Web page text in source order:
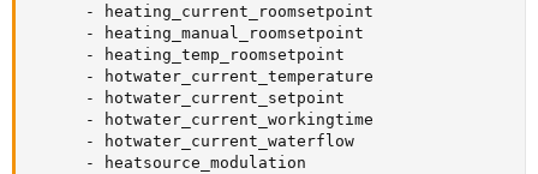
-
heating_current_roomsetpoint
-
heating_manual_roomsetpoint
-
heating_temp_roomsetpoint
-
hotwater_current_temperature
-
hotwater_current_setpoint
-
hotwater_current_workingtime
-
hotwater_current_waterflow
-
heatsource_modulation